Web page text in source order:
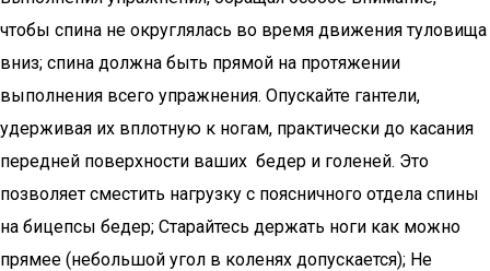
чтобы спина не округлялась во время движения туловища
вниз; спина должна быть прямой на протяжении
выполнения всего упражнения. Опускайте гантели,
удерживая их вплотную к ногам, практически до касания
передней поверхности ваших бедер и голеней. Это
позволяет сместить нагрузку с поясничного отдела спины
на бицепсы бедер; Старайтесь держать ноги как можно
прямее (небольшой угол в коленях допускается); Не